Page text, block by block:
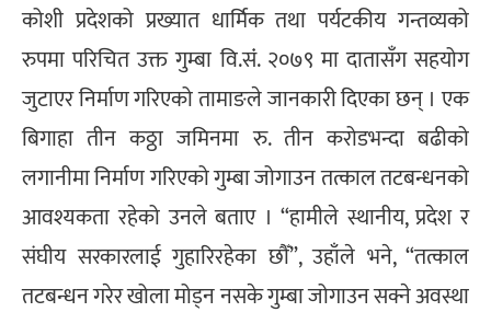
कोशी प्रदेशको प्रख्यात धार्मिक तथा पर्यटकीय गन्तव्यको
रुपमा परिचित उक्त गुम्बा वि.संं. २०७९ मा दातासँग सहयोग
जुटाएर निर्माण गरिएको तामाङले जानकारी दिएका छन् । एक
बिगाहा तीन कठ्ठा जमिनमा रु. तीन करोडभन्दा बढीको
लगानीमा निर्माण गरिएको गुम्बा जोगाउन तत्काल तटबन्धनको
आवश्यकता रहेको उनले बताए । “हामीले स्थानीय, प्रदेश र
संघीय सरकारलाई गुहारिरहेका छौँ”, उहाँले भने, “तत्काल
तटबन्धन गरेर खोला मोड्न नसके गुम्बा जोगाउन सक्ने अवस्था